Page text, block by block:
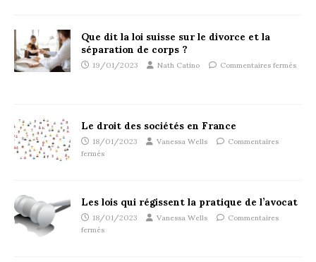
Que dit la loi suisse sur le divorce et la
séparation de corps ?
19/01/2023 Nath Catino Commentaires fermés
Le droit des sociétés en France
18/01/2023 Vanessa Wells Commentaires
fermés
Les lois qui régissent la pratique de l’avocat
18/01/2023 Vanessa Wells Commentaires
fermés